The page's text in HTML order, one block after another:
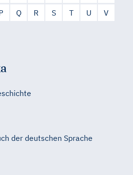
Q R S T U
V
der deutschen Sprache